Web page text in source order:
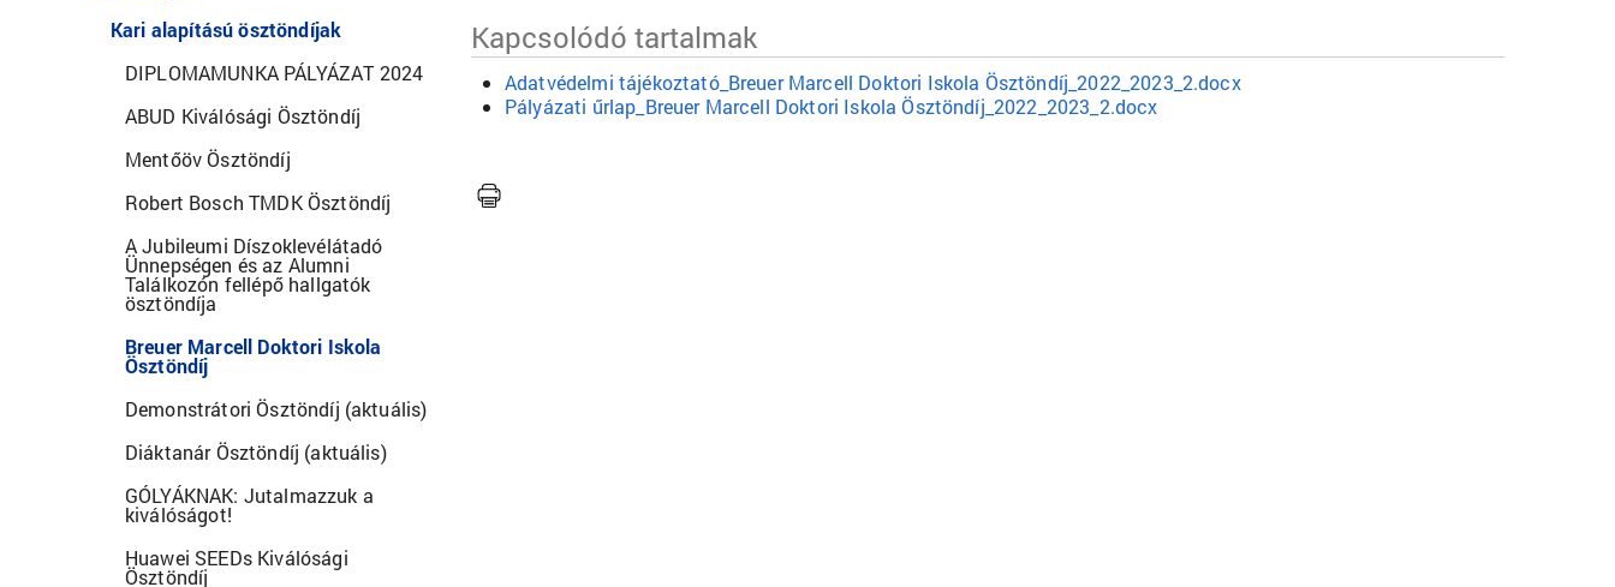
Kari alapítású ösztöndíjak
DIPLOMAMUNKA PÁLYÁZAT 2024
ABUD Kiválósági Ösztöndíj
Mentőöv Ösztöndíj
Robert Bosch TMDK Ösztöndíj
A Jubileumi Díszoklevélátadó
Ünnepségen és az Alumni
Találkozón fellépő hallgatók
ösztöndíja
Breuer Marcell Doktori Iskola
Ösztöndíj
Demonstrátori Ösztöndíj (aktuális)
Diáktanár Ösztöndíj (aktuális)
GÓLYÁKNAK: Jutalmazzuk a
kiválóságot!
Huawei SEEDs Kiválósági
Ösztöndíj
Kapcsolódó tartalmak
Adatvédelmi tájékoztató_Breuer Marcell Doktori Iskola Ösztöndíj_2022_2023_2.docx
Pályázati űrlap_Breuer Marcell Doktori Iskola Ösztöndíj_2022_2023_2.docx